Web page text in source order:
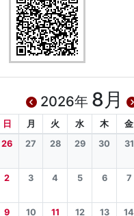
2026年 8月
日 月 火 水 木 金
26
27 28 29 30 31
2 3 4 5 6 7
9 10 11 12 13 14